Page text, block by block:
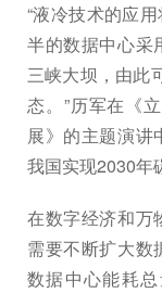
“液冷技术的应
半的数据中心采
三峡大坝，由此
态。”历军在《
展》的主题演讲
我国实现2030年
在数字经济和万
需要不断扩大数
数据中心能耗